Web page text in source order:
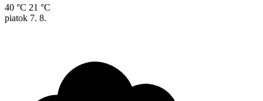
40 °C 21 °C
piatok 7. 8.